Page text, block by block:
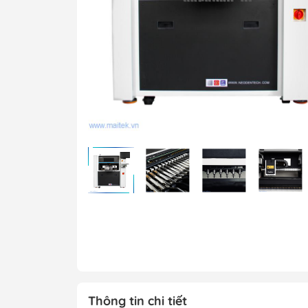
Máy hiện hình, ăn
Máy SMT bán tự
Xử lý bề mặt
Xử lý nước thải
Vật tư tiêu hao
Thông tin chi tiết